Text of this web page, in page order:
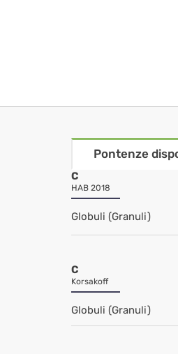
Pontenze
C
HAB 2018
Globuli (Granuli)
C
Korsakoff
Globuli (Granuli)